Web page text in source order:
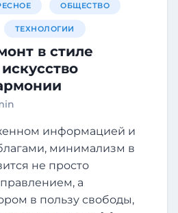
ОБЩЕСТВО
ТЕХНОЛОГИИ
в стиле
информацией и
минимализм в
не просто
а
в пользу свободы,